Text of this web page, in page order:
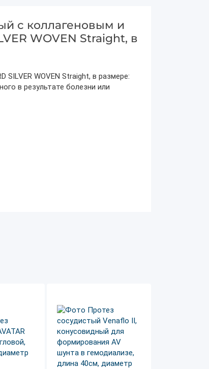
с коллагеновым и
WOVEN Straight, в
WOVEN Straight, в размере:
в результате болезни или